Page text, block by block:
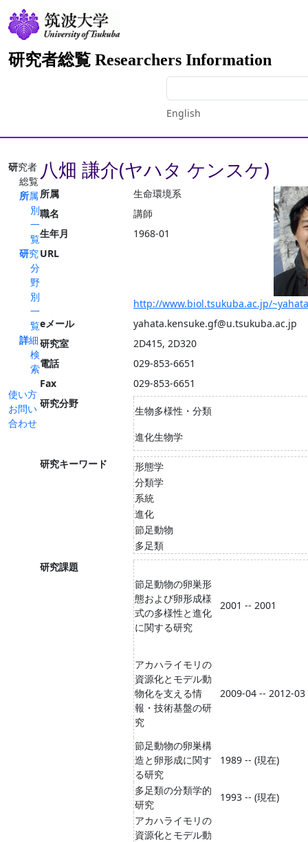
研究者総覧 Researchers Information
English
研究者
総覧
所属
別
一
覧
研究
分
野
別
一
覧
詳細
検
索
使い方
お問い
合わせ
八畑 謙介(ヤハタ ケンスケ)
所属
生命環境系
職名
講師
生年月
1968-01
URL
http://www.biol.tsukuba.ac.jp/
eメール
yahata.kensuke.gf@u.tsukuba.ac.jp
研究室
2D415, 2D320
電話
029-853-6651
Fax
029-853-6651
研究分野
生物多様性・分類
進化生物学
研究キーワード
形態学
分類学
系統
進化
節足動物
多足類
研究課題
節足動物の卵巣形
態および卵形成様
式の多様性と進化
に関する研究
2001 -- 2001
アカハライモリの
資源化とモデル動
物化を支える情
報・技術基盤の研
究
2009-04 -- 2012-03
節足動物の卵巣構
造と卵形成に関す
る研究
1989 -- (現在)
多足類の分類学的
研究
1993 -- (現在)
アカハライモリの
資源化とモデル動